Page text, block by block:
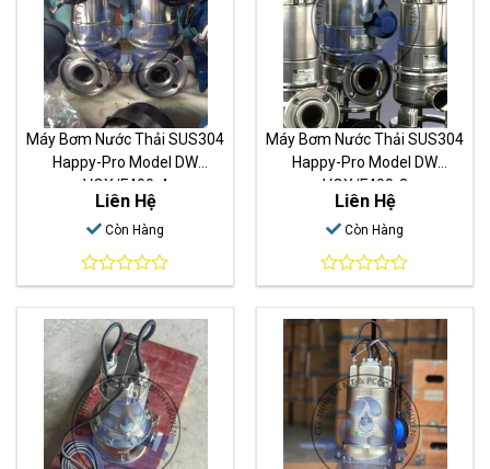
Máy Bơm Nước Thải SUS304
Happy-Pro Model DW
VOX/F400-4
Liên Hệ
Còn Hàng
0
out
of
Máy Bơm Nước Thải SUS304
Happy-Pro Model DW
VOX/F400-3
Liên Hệ
Còn Hàng
0
out
of
5